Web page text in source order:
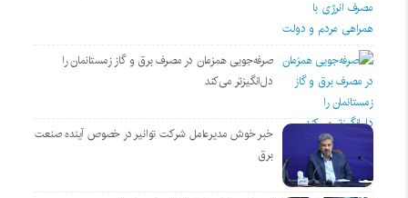
صرفه‌جویی همزمان در مصرف برق و گاز زمستانمان را
دل‌انگیزتر می‌کند
خبر خوش مدیرعامل شرکت توانیر در خصوص آینده صنعت
برق